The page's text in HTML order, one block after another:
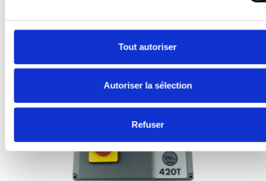
Tout autoriser
Autoriser la sélection
Refuser
télescopique